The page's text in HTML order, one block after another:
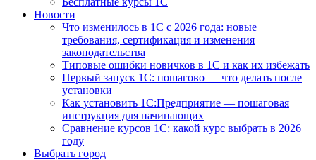
Новости
Что изменилось в 1С с 2026 года: новые
требования, сертификация и изменения
законодательства
Типовые ошибки новичков в 1С и как их избежать
Первый запуск 1С: пошагово — что делать после
установки
Как установить 1С:Предприятие — пошаговая
инструкция для начинающих
Сравнение курсов 1С: какой курс выбрать в 2026
году
Выбрать город